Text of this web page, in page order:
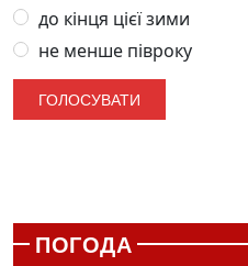
до кінця цієї зими
не менше півроку
ПОГОДА